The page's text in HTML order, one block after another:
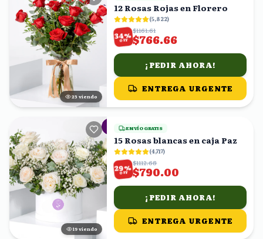
24 viendo
12 Rosas Rojas en Florero
(5,822)
34%
OFF
$1161.61
$766.66
¡PEDIR AHORA!
ENTREGA URGENTE
19 viendo
ENVÍO GRATIS
15 Rosas blancas en caja Paz
(4,717)
29%
OFF
$1112.68
$790.00
¡PEDIR AHORA!
ENTREGA URGENTE